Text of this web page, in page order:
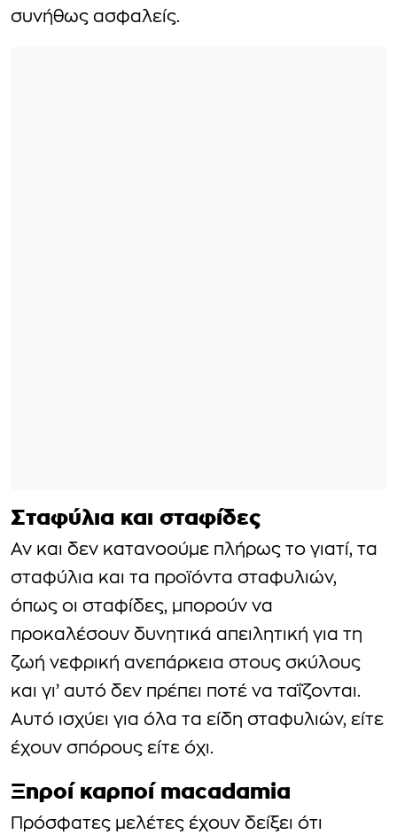
συνήθως ασφαλείς.
Σταφύλια και σταφίδες
Αν και δεν κατανοούμε πλήρως το γιατί, τα
σταφύλια και τα προϊόντα σταφυλιών,
όπως οι σταφίδες, μπορούν να
προκαλέσουν δυνητικά απειλητική για τη
ζωή νεφρική ανεπάρκεια στους σκύλους
και γι’ αυτό δεν πρέπει ποτέ να ταΐζονται.
Αυτό ισχύει για όλα τα είδη σταφυλιών, είτε
έχουν σπόρους είτε όχι.
Ξηροί καρποί macadamia
Πρόσφατες μελέτες έχουν δείξει ότι